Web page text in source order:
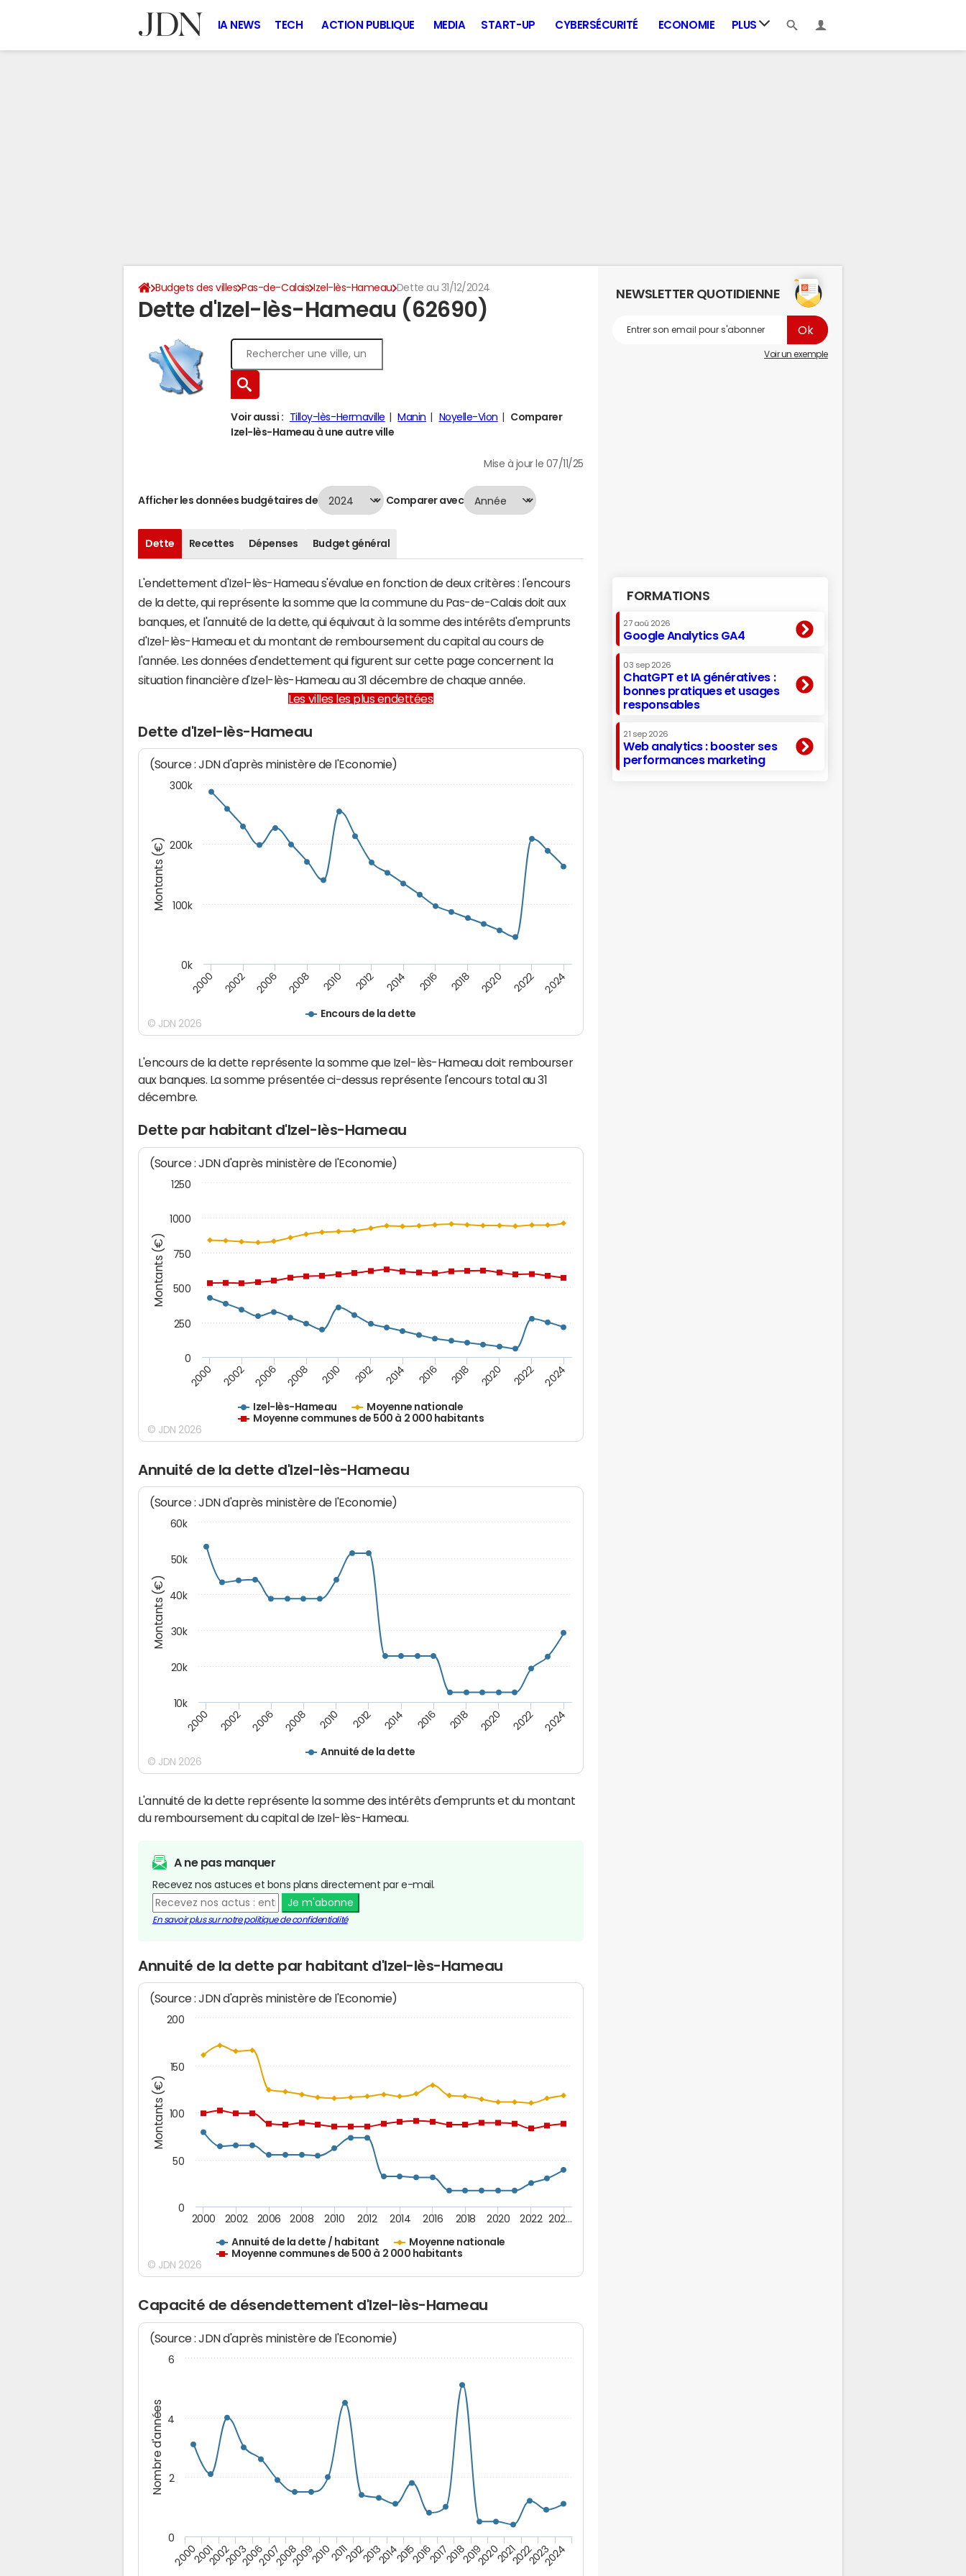
IA NEWS TECH ACTION PUBLIQUE MEDIA START-UP CYBERSÉCURITÉ ECONOMIE PLUS
Budgets des villes Pas-de-Calais Izel-lès-Hameau Dette au 31/12/2024
Dette d'Izel-lès-Hameau (62690)
Voir aussi : Tilloy-lès-Hermaville Manin Noyelle-Vion
Comparer
Izel-lès-Hameau à une autre ville
Mise à jour le 07/11/25
Afficher les données budgétaires de Comparer avec
Dette Recettes Dépenses Budget général
L'endettement d'Izel-lès-Hameau s'évalue en fonction de deux critères : l'encours
de la dette, qui représente la somme que la commune du Pas-de-Calais doit aux
banques, et l'annuité de la dette, qui équivaut à la somme des intérêts d'emprunts
d'Izel-lès-Hameau et du montant de remboursement du capital au cours de
l'année. Les données d'endettement qui figurent sur cette page concernent la
situation financière d'Izel-lès-Hameau au 31 décembre de chaque année.
Les villes les plus endettées
Dette d'Izel-lès-Hameau
Montants (€)
(Source : JDN d'après ministère de l'Economie)
Encours de la dette
2000 2002 2006 2008 2010 2012 2014 2016 2018 2020 2022 2024
0k
100k
200k
300k
© JDN 2026
L'encours de la dette représente la somme que Izel-lès-Hameau doit rembourser
aux banques. La somme présentée ci-dessus représente l'encours total au 31
décembre.
Dette par habitant d'Izel-lès-Hameau
Montants (€)
(Source : JDN d'après ministère de l'Economie)
Izel-lès-Hameau
Moyenne nationale
Moyenne communes de 500 à 2 000 habitants
2000 2002 2006 2008 2010 2012 2014 2016 2018 2020 2022 2024
0
250
500
750
1000
1250
© JDN 2026
Annuité de la dette d'Izel-lès-Hameau
Montants (€)
(Source : JDN d'après ministère de l'Economie)
Annuité de la dette
2000 2002 2006 2008 2010 2012 2014 2016 2018 2020 2022 2024
10k
20k
30k
40k
50k
60k
© JDN 2026
L'annuité de la dette représente la somme des intérêts d'emprunts et du montant
du remboursement du capital de Izel-lès-Hameau.
A ne pas manquer
Recevez nos astuces et bons plans directement par e-mail.
Je m'abonne
En savoir plus sur notre politique de confidentialité
Annuité de la dette par habitant d'Izel-lès-Hameau
Montants (€)
(Source : JDN d'après ministère de l'Economie)
Annuité de la dette / habitant
Moyenne nationale
Moyenne communes de 500 à 2 000 habitants
2000 2002 2006 2008 2010 2012 2014 2016 2018 2020 2022 202…
0
50
100
150
200
© JDN 2026
Capacité de désendettement d'Izel-lès-Hameau
Nombre d'années
(Source : JDN d'après ministère de l'Economie)
20002001200220032006200720082009201020112012201320142015201620172018201920202021202220232024
0
2
4
6
NEWSLETTER QUOTIDIENNE
Voir un exemple
FORMATIONS
27 aoû 2026
Google Analytics GA4
03 sep 2026
ChatGPT et IA génératives :
bonnes pratiques et usages
responsables
21 sep 2026
Web analytics : booster ses
performances marketing